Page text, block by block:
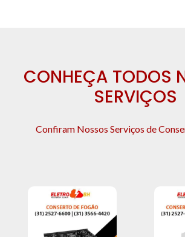
CONHEÇA TODOS
SERVIÇOS
Confiram Nossos Serviços de